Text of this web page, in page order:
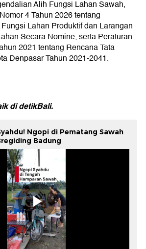
Alih Fungsi Lahan Sawah,
4 Tahun 2026 tentang
Lahan Produktif dan Larangan
Secara Nomine, serta Peraturan
2021 tentang Rencana Tata
Denpasar Tahun 2021-2041.
didetikBali.
Ngopi di Pematang Sawah
Badung